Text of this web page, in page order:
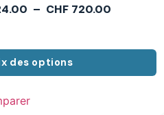
– CHF720.00
des options